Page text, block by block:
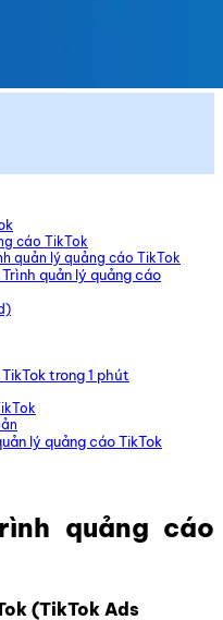
cáo TikTok
quản lý quảng cáo TikTok
quản lý quảng cáo
trong 1 phút
lý quảng cáo TikTok
quảng cáo
(TikTok Ads